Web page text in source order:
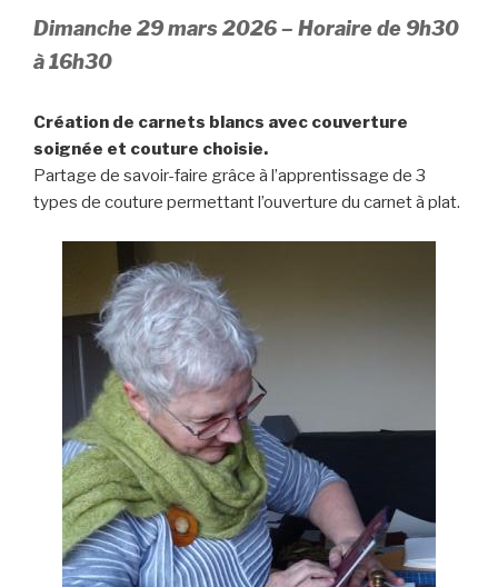
Dimanche 29 mars 2026 – Horaire de 9h30
à 16h30
Création de carnets blancs avec couverture
soignée et couture choisie.
Partage de savoir-faire grâce à l’apprentissage de 3
types de couture permettant l’ouverture du carnet à plat.